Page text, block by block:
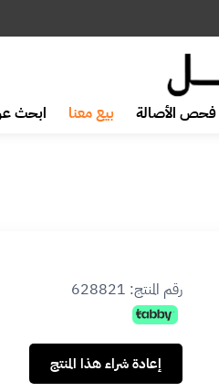
فحص الأصالة بيع معنا ابحث
رقم المنتج: 628821
إعادة شراء هذا المنتج